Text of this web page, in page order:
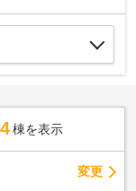
棟を表示
変更